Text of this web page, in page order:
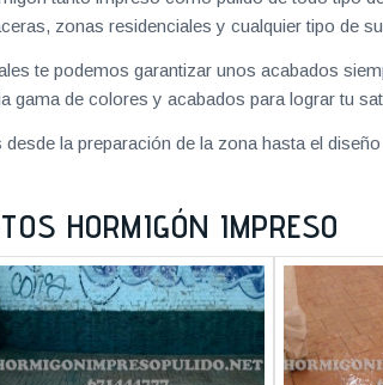
zonas residenciales y cualquier tipo de
te podemos garantizar unos acabados
gama de colores y acabados para lograr tu
la preparación de la zona hasta el
HORMIGÓN IMPRESO